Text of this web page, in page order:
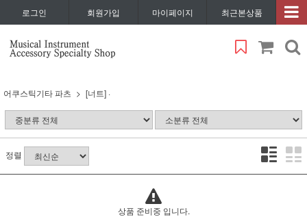
로그인 회원가입 마이페이지 최근본상품
어쿠스틱기타 파츠 [너트] ·
정렬
상품 준비중 입니다.